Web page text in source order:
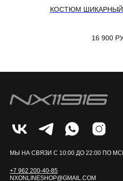
КОСТЮМ ШИКАРНЫЙ
16 900
+7 962 200-40-85
NXONLINESHOP@GMAIL.COM
МЫ НА СВЯЗИ С 10:00 ДО 22:00 ПО